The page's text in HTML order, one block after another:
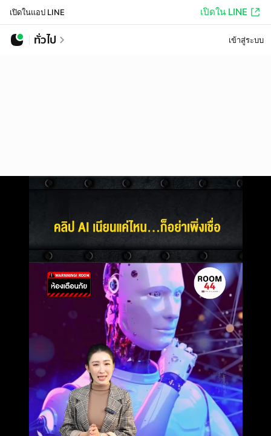
เปิดในแอป LINE เปิดใน LINE
ทั่วไป เข้าสู่ระบบ